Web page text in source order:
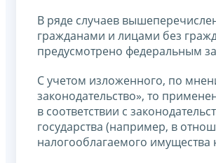
В ряде случаев
гражданами и лицами без
предусмотрено федеральным
С учетом изложенного, по
законодательство», то
в соответствии с
государства (например, в
налогооблагаемого